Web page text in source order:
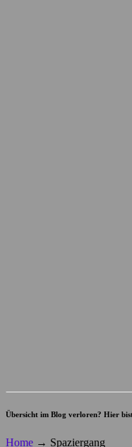
Übersicht im Blog verloren? Hier
Home → Spaziergang